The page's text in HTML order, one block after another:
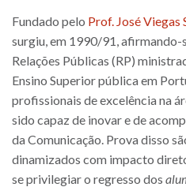
Fundado pelo Prof. José Viegas
surgiu, em 1990/91,
Relações Públicas (RP)
Ensino Superior pública em
profissionais de excelência na
sido capaz de inovar e de
da Comunicação. Prova disso
dinamizados com impacto
se privilegiar o regresso dos